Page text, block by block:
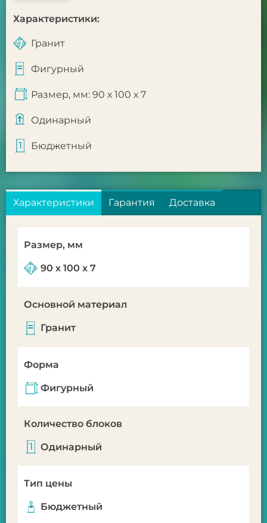
Характеристики:
Гранит
Фигурный
Размер, мм: 90 х 100 х 7
Одинарный
Бюджетный
Характеристики Гарантия Доставка
Размер, мм
90 х 100 х 7
Основной материал
Гранит
Форма
Фигурный
Количество блоков
Одинарный
Тип цены
Бюджетный